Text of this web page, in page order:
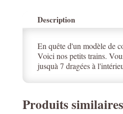
Description
En quête d'un modèle de
Voici nos petits trains.
jusquà 7 dragées à
Produits similaires